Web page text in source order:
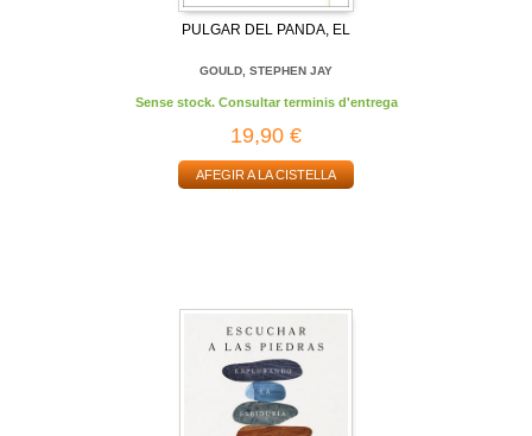
PULGAR DEL PANDA, EL
GOULD, STEPHEN JAY
Sense stock. Consultar terminis d'entrega
19,90 €
AFEGIR A LA CISTELLA